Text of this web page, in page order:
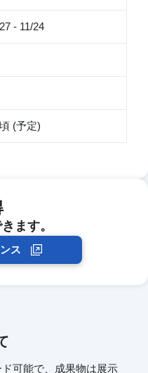
- 11/24
(予定)
ます。
ス
可能で、成果物は展示